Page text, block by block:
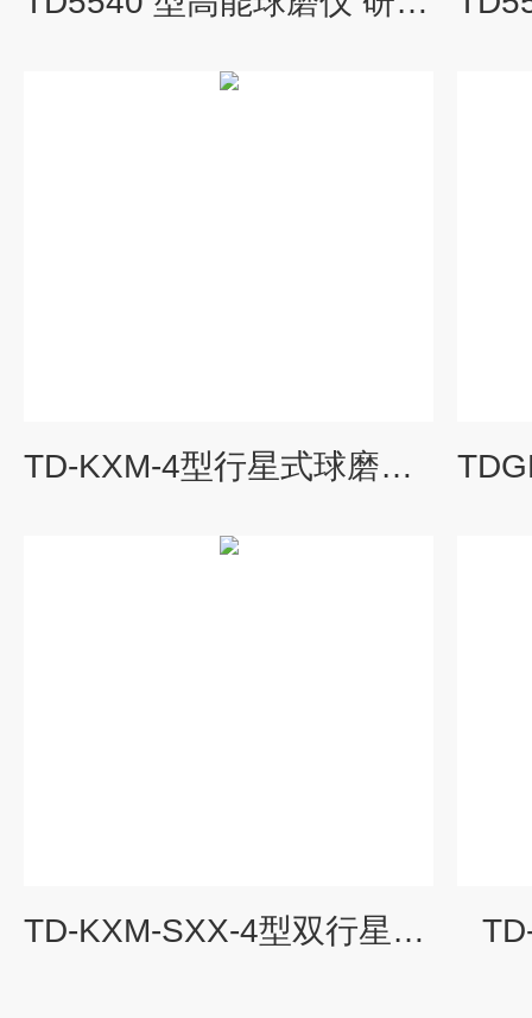
TD-KXM-4型行星式球磨机 研磨设备
TD-KXM-SXX-4型双行星式球磨机 研磨设备